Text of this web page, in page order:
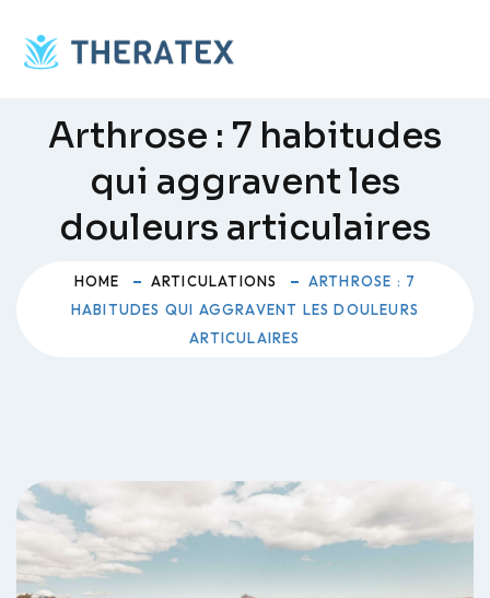
content
Arthrose : 7 habitudes
qui aggravent les
douleurs articulaires
HOME ARTICULATIONS
ARTHROSE : 7
HABITUDES QUI AGGRAVENT LES DOULEURS
ARTICULAIRES